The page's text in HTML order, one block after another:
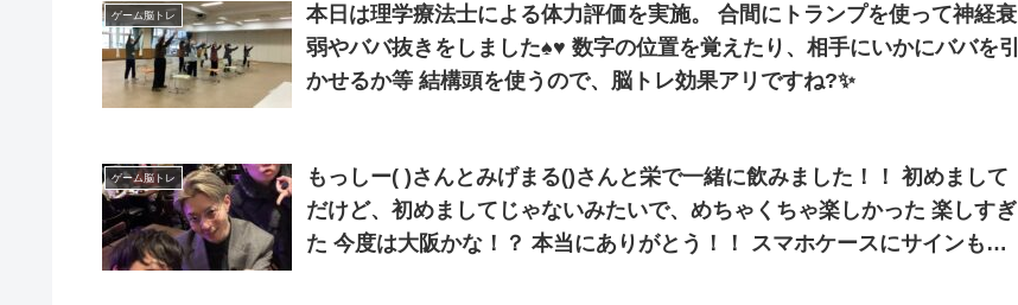
ゲーム脳トレ
本日は理学療法士による体力評価を実施。 合間にトランプを使って神経衰
弱やババ抜きをしました♠️♥️ 数字の位置を覚えたり、相手にいかにババを引
かせるか等 結構頭を使うので、脳トレ効果アリですね?✨
ゲーム脳トレ
もっしー( )さんとみげまる()さんと栄で一緒に飲みました！！ 初めまして
だけど、初めましてじゃないみたいで、めちゃくちゃ楽しかった 楽しすぎ
た 今度は大阪かな！？ 本当にありがとう！！ スマホケースにサインもし